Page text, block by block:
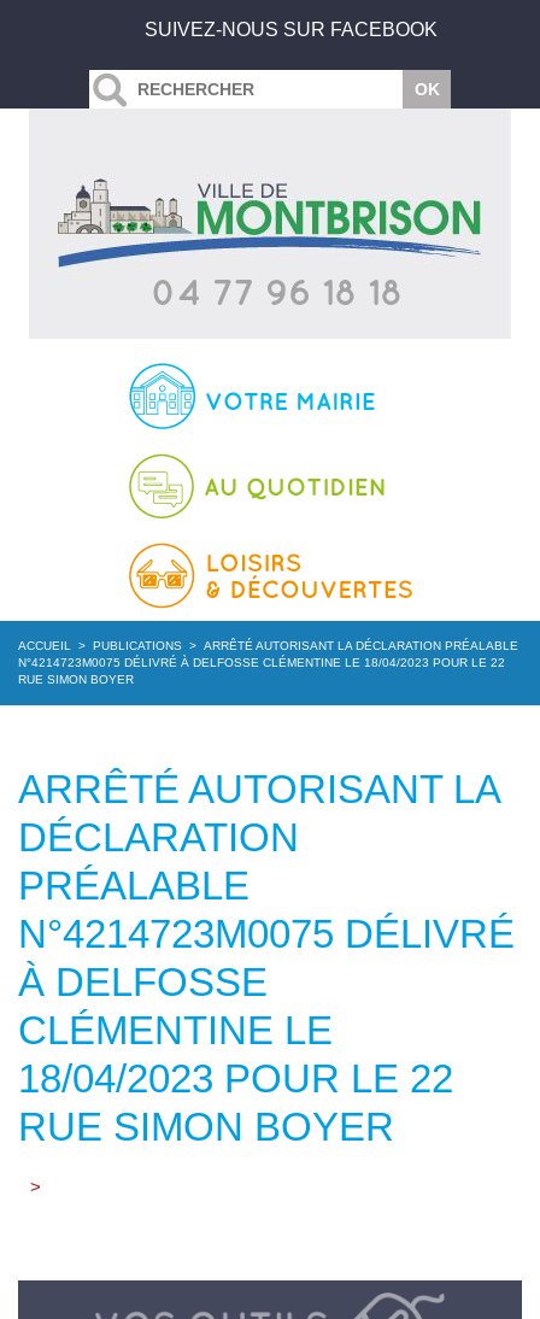
SUIVEZ-NOUS SUR FACEBOOK
ACCUEIL > PUBLICATIONS > ARRÊTÉ AUTORISANT LA DÉCLARATION PRÉALABLE
N°4214723M0075 DÉLIVRÉ À DELFOSSE CLÉMENTINE LE 18/04/2023 POUR LE 22
RUE SIMON BOYER
ARRÊTÉ AUTORISANT LA
DÉCLARATION
PRÉALABLE
N°4214723M0075 DÉLIVRÉ
À DELFOSSE
CLÉMENTINE LE
18/04/2023 POUR LE 22
RUE SIMON BOYER
>